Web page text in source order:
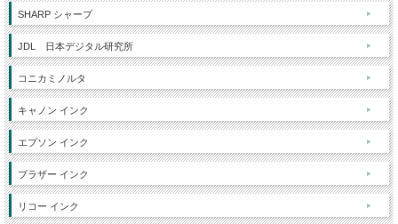
SHARP シャープ
JDL 日本デジタル研究所
コニカミノルタ
キャノン インク
エプソン インク
ブラザー インク
リコー インク